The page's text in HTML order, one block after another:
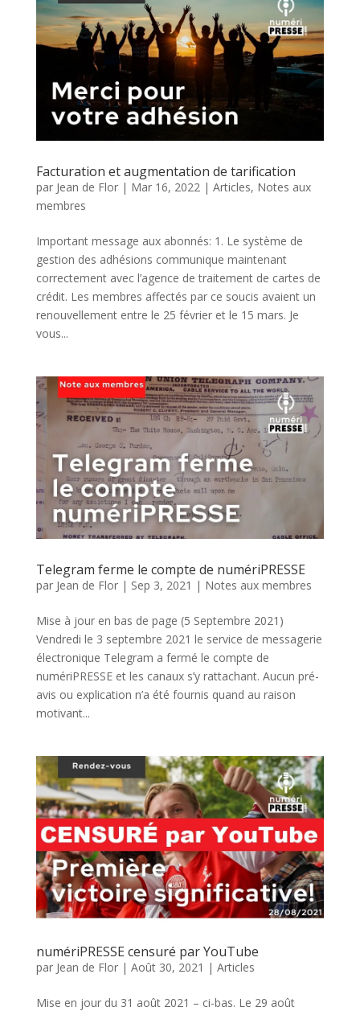
Facturation et augmentation de tarification
par Jean de Flor| Mar 16, 2022| Articles, Notes aux
membres
Important message aux abonnés: 1. Le système de
gestion des adhésions communique maintenant
correctement avec l’agence de traitement de cartes de
crédit. Les membres affectés par ce soucis avaient un
renouvellement entre le 25 février et le 15 mars. Je
vous...
Telegram ferme le compte de numériPRESSE
par Jean de Flor| Sep 3, 2021 | Notes aux membres
Mise à jour en bas de page (5 Septembre 2021)
Vendredi le 3 septembre 2021 le service de messagerie
électronique Telegram a fermé le compte de
numériPRESSE et les canaux s’y rattachant. Aucun pré-
avis ou explication n’a été fournis quand au raison
motivant...
numériPRESSE censuré par YouTube
par Jean de Flor| Août 30, 2021 | Articles
Mise en jour du 31 août 2021 – ci-bas. Le 29 août